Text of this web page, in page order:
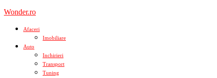
Skip
content
Wonder.ro
Afaceri
Imobiliare
Auto
Inchirieri
Transport
Tuning